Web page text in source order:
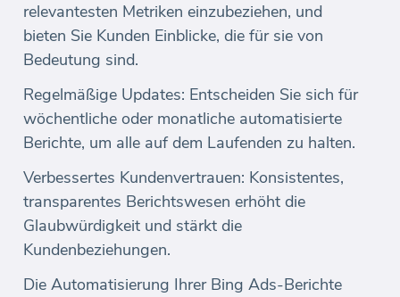
relevantesten Metriken einzubeziehen, und
bieten Sie Kunden Einblicke, die für sie von
Bedeutung sind.
Regelmäßige Updates: Entscheiden Sie sich für
wöchentliche oder monatliche automatisierte
Berichte, um alle auf dem Laufenden zu halten.
Verbessertes Kundenvertrauen: Konsistentes,
transparentes Berichtswesen erhöht die
Glaubwürdigkeit und stärkt die
Kundenbeziehungen.
Die Automatisierung Ihrer Bing Ads-Berichte